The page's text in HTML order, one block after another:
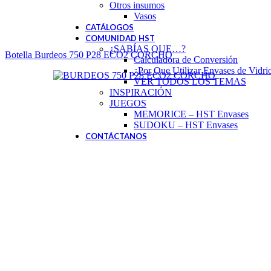
Otros insumos
Vasos
CATÁLOGOS
COMUNIDAD HST
¿SABÍAS QUE…?
Calculadora de Conversión
¿Por Que Utilizar Envases de
VER TODOS LOS TEMAS
INSPIRACIÓN
JUEGOS
MEMORICE – HST Envases
SUDOKU – HST Envases
CONTÁCTANOS
Botella Burdeos 750 P28 ECO2 CORCHO